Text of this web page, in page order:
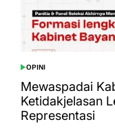
POSTED
IN
OPINI
Mewaspadai
Ketidakjelasan
Representasi